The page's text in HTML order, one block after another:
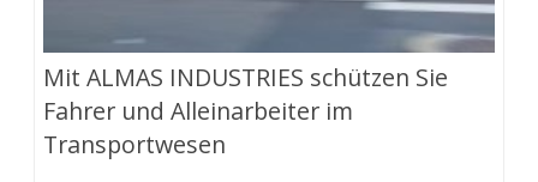
Mit ALMAS INDUSTRIES schützen Sie
Fahrer und Alleinarbeiter im
Transportwesen